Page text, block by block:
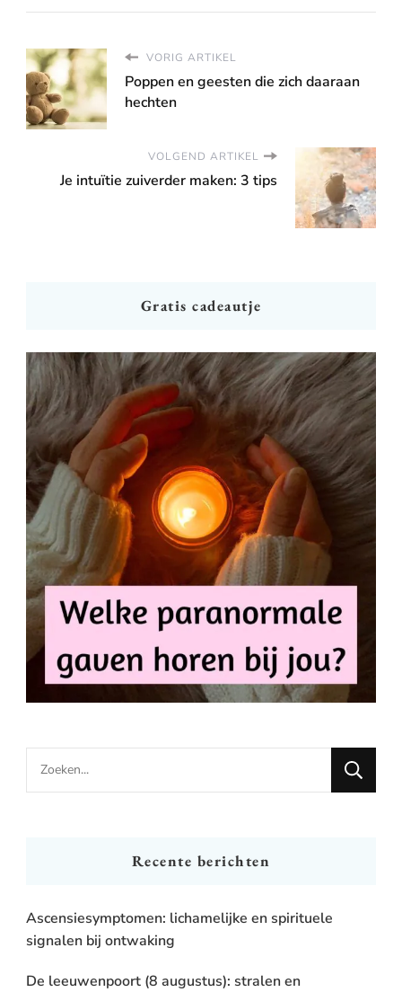
VORIG ARTIKEL
Poppen en geesten die zich daaraan
hechten
VOLGEND ARTIKEL
Je intuïtie zuiverder maken: 3 tips
Gratis cadeautje
Looking
for
Recente berichten
Ascensiesymptomen: lichamelijke en spirituele
signalen bij ontwaking
De leeuwenpoort (8 augustus): stralen en